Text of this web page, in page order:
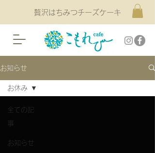
贅沢はちみつチーズケーキ
お知らせ
全ての記
事
お知らせ
お休み